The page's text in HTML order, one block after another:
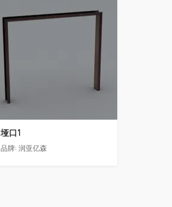
垭口1
品牌:润亚亿森